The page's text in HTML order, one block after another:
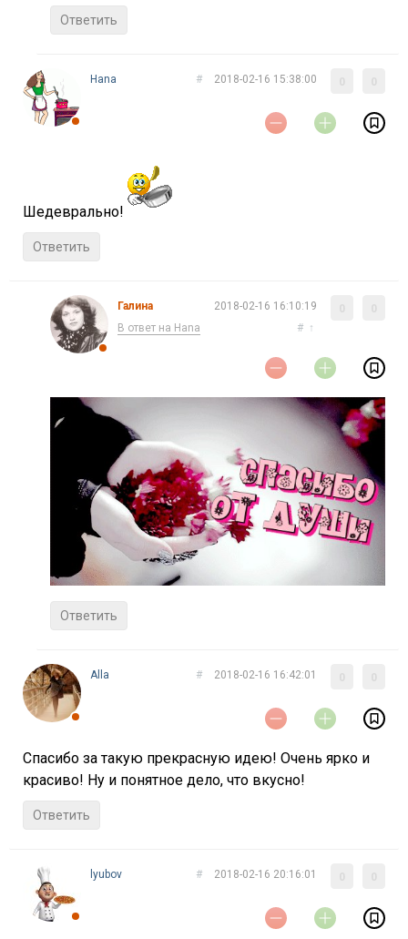
Ответить
Нana 2018-02-16 15:38:00
#
Шедеврально!
Ответить
Галина
В ответ на Нana
2018-02-16 16:10:19
# ↑
Ответить
Alla 2018-02-16 16:42:01
#
Спасибо за такую прекрасную идею! Очень ярко и
красиво! Ну и понятное дело, что вкусно!
Ответить
lyubov 2018-02-16 20:16:01
#